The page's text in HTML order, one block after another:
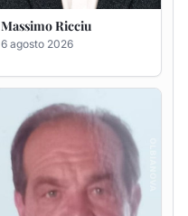
Renzo Murrai
5 agosto 2026